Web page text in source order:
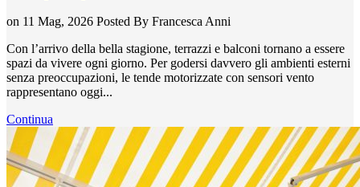
on 11 Mag, 2026 Posted By Francesca Anni
Con l’arrivo della bella stagione, terrazzi e balconi tornano a essere
spazi da vivere ogni giorno. Per godersi davvero gli ambienti esterni
senza preoccupazioni, le tende motorizzate con sensori vento
rappresentano oggi...
Continua